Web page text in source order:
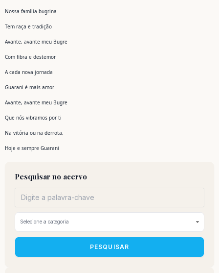
Nossa família bugrina
Tem raça e tradição
Avante, avante meu Bugre
Com fibra e destemor
A cada nova jornada
Guarani é mais amor
Avante, avante meu Bugre
Que nós vibramos por ti
Na vitória ou na derrota,
Hoje e sempre Guarani
Pesquisar no acervo
PESQUISAR